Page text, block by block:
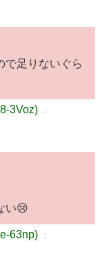
で足りないぐら
3Voz) ：
い😢
63np) ：